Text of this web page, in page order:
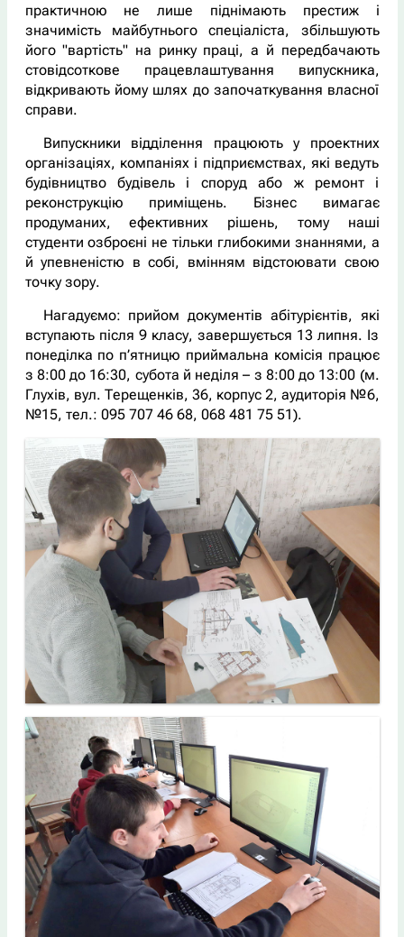
практичною не лише піднімають престиж і
значимість майбутнього спеціаліста, збільшують
його "вартість" на ринку праці, а й передбачають
стовідсоткове працевлаштування випускника,
відкривають йому шлях до започаткування власної
справи.
Випускники відділення працюють у проектних
організаціях, компаніях і підприємствах, які ведуть
будівництво будівель і споруд або ж ремонт і
реконструкцію приміщень. Бізнес вимагає
продуманих, ефективних рішень, тому наші
студенти озброєні не тільки глибокими знаннями, а
й упевненістю в собі, вмінням відстоювати свою
точку зору.
Нагадуємо: прийом документів абітурієнтів, які
вступають після 9 класу, завершується 13 липня. Із
понеділка по п’ятницю приймальна комісія працює
з 8:00 до 16:30, субота й неділя – з 8:00 до 13:00 (м.
Глухів, вул. Терещенків, 36, корпус 2, аудиторія №6,
№15, тел.: 095 707 46 68, 068 481 75 51).